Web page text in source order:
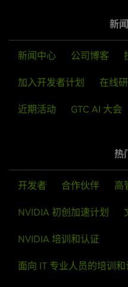
新
新闻中心 公司博客
加入开发者计划 在线
近期活动 GTC AI 大会
热
开发者 合作伙伴 高
NVIDIA 初创加速计划
NVIDIA 培训和认证
面向 IT 专业人员的培训和